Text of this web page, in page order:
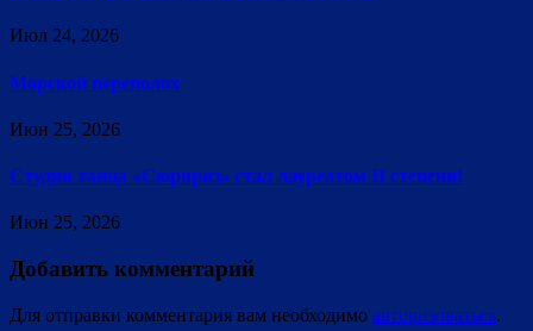
Июл 24, 2026
Морской переполох
Июн 25, 2026
Студия танца «Сюрприз» стал лауреатом II степени!
Июн 25, 2026
Добавить комментарий
Для отправки комментария вам необходимо авторизоваться.